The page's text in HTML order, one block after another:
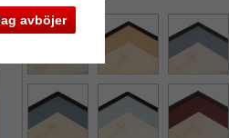
avböjer
Nästa